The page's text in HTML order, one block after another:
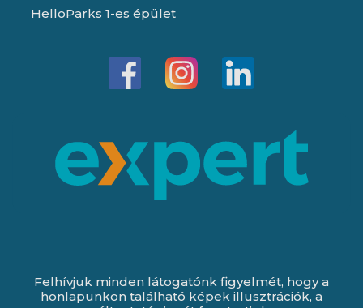
HelloParks 1-es épület
Felhívjuk minden látogatónk figyelmét, hogy a
honlapunkon található képek illusztrációk, a